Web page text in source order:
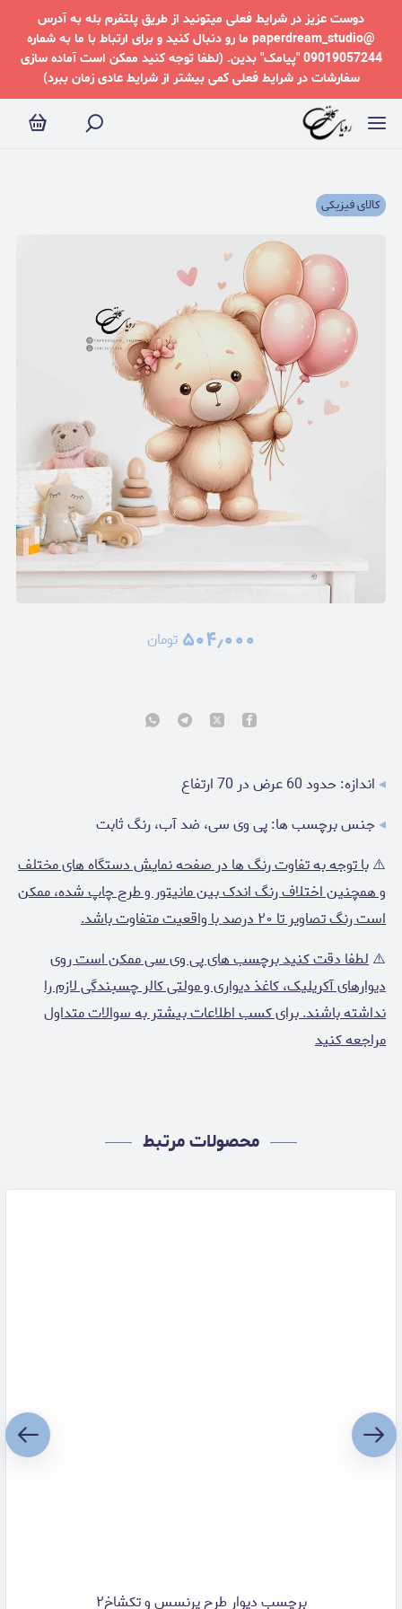
دوست عزیز در شرایط فعلی میتونید از طریق پلتفرم بله به آدرس
@paperdream_studio ما رو دنبال کنید و برای ارتباط با ما به شماره
09019057244 "پیامک" بدین. (لطفا توجه کنید ممکن است آماده سازی
سفارشات در شرایط فعلی کمی بیشتر از شرایط عادی زمان ببرد)
کالای فیزیکی
۵۰۴٫۰۰۰ تومان
◂اندازه: حدود 60 عرض در 70 ارتفاع
◂جنس برچسب ها: پی وی سی، ضد آب، رنگ ثابت
⚠️با توجه به تفاوت رنگ ها در صفحه نمایش دستگاه های مختلف
و همچنین اختلاف رنگ اندک بین مانیتور و طرح چاپ شده، ممکن
است رنگ تصاویر تا ۲۰ درصد با واقعیت متفاوت باشد.
⚠️لطفا دقت کنید برچسب های پی وی سی ممکن است روی
دیوارهای آکریلیک، کاغذ دیواری و مولتی کالر چسبندگی لازم را
نداشته باشند. برای کسب اطلاعات بیشتر به سوالات متداول
مراجعه کنید
محصولات مرتبط
برچسب دیوار طرح پرنسس و تکشاخ۲